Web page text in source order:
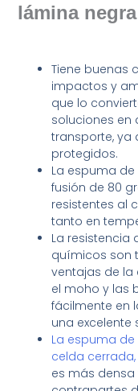
láminanegra
Tiene buenas
impactos y
que lo
soluciones en
transporte, ya
protegidos.
La espuma
fusión de 80
resistentes al
tanto en
La resistencia
químicos son
ventajas de la
el moho y las
fácilmente en
una excelente
La espuma
celda cerrada,
es más densa